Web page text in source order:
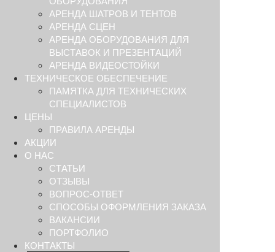
АРЕНДА ШАТРОВ И ТЕНТОВ
АРЕНДА СЦЕН
АРЕНДА ОБОРУДОВАНИЯ ДЛЯ
ВЫСТАВОК И ПРЕЗЕНТАЦИЙ
АРЕНДА ВИДЕОСТОЙКИ
ТЕХНИЧЕСКОЕ ОБЕСПЕЧЕНИЕ
ПАМЯТКА ДЛЯ ТЕХНИЧЕСКИХ
СПЕЦИАЛИСТОВ
ЦЕНЫ
ПРАВИЛА АРЕНДЫ
АКЦИИ
О НАС
СТАТЬИ
ОТЗЫВЫ
ВОПРОС-ОТВЕТ
СПОСОБЫ ОФОРМЛЕНИЯ ЗАКАЗА
ВАКАНСИИ
ПОРТФОЛИО
КОНТАКТЫ